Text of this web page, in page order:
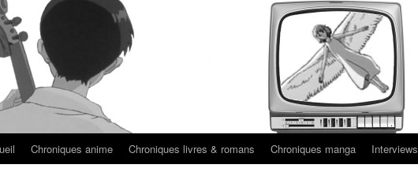
Chroniques anime Chroniques livres & romans Chroniques manga Interviews